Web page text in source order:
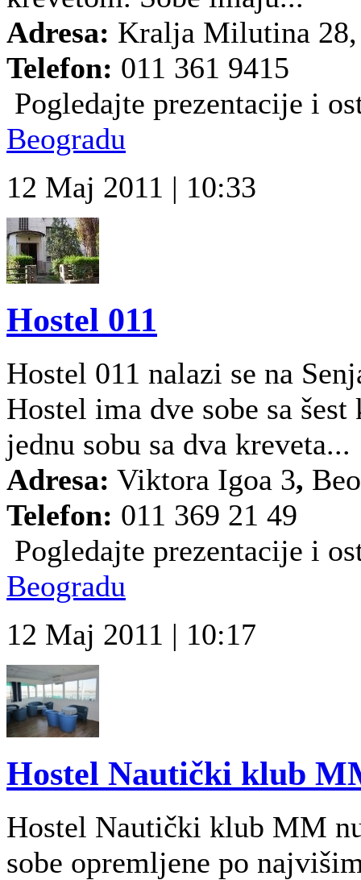
Adresa: Kralja Milutina 28,
Telefon: 011 361 9415
Pogledajte prezentacije i
Beogradu
12 Maj 2011 | 10:33
Hostel 011
Hostel 011 nalazi se na
Hostel ima dve sobe sa
jednu sobu sa dva kreveta...
Adresa: Viktora Igoa 3,
Telefon: 011 369 21 49
Pogledajte prezentacije i
Beogradu
12 Maj 2011 | 10:17
Hostel Nautički klub
Hostel Nautički klub MM
sobe opremljene po